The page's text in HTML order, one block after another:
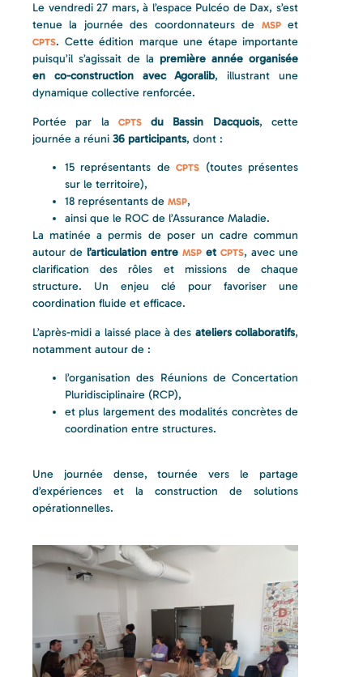
Le vendredi 27 mars, à l’espace Pulcéo de Dax, s’est
tenue la journée des coordonnateurs de
MSPet
CPTS. Cette édition marque une étape importante
puisqu’il s’agissait de la première année organisée
en co-construction avec Agoralib, illustrant une
dynamique collective renforcée.
Portée par la CPTSdu Bassin Dacquois, cette
journée a réuni 36 participants, dont :
15 représentants deCPTS
(toutes présentes
sur le territoire),
18 représentants de MSP,
ainsi que le ROC de l’Assurance Maladie.
La matinée a permis de poser un cadre commun
autour de l’articulation entre MSP et CPTS, avec une
clarification des rôles et missions de chaque
structure. Un enjeu clé pour favoriser une
coordination fluide et efficace.
L’après-midi a laissé place à des ateliers collaboratifs,
notamment autour de :
l’organisation des Réunions de Concertation
Pluridisciplinaire (RCP),
et plus largement des modalités concrètes de
coordination entre structures.
Une journée dense, tournée vers le partage
d’expériences et la construction de solutions
opérationnelles.